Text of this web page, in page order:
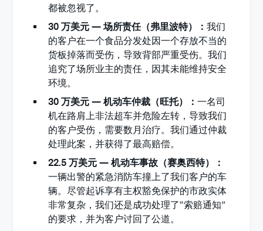
都被忽视了。
30 万美元 — 场所责任（弗里波特）：我们
的客户在一个食品分发处因一个存放不当的
货板掉落而受伤，导致背部严重受伤。我们
追究了场所业主的责任，因其未能维持安全
环境。
30 万美元 — 机动车仲裁（旺托）：一名司
机在路肩上非法超车并危险左转，导致我们
的客户受伤，需要数月治疗。我们通过仲裁
处理此案，并获得了最高赔偿。
22.5 万美元 — 机动车事故（赛奥西特）：
一辆出警的紧急消防车撞上了我们客户的车
辆。尽管起诉享有主权豁免保护的市政实体
非常复杂，我们还是成功处理了“索赔通知”
的要求，并为客户讨回了公道。